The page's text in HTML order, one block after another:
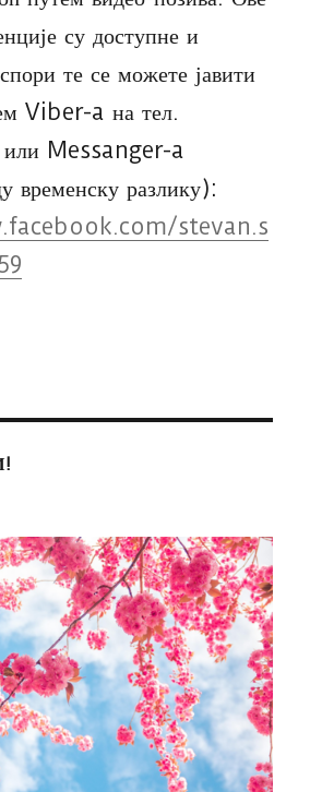
су доступне и
те се можете јавити
Viber-a на тел.
Messanger-a
временску разлику):
stevan.s